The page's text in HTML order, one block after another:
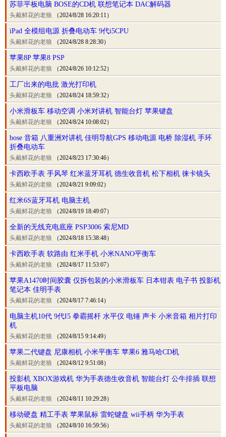
苏菲平板电脑 BOSE的CD机 联想笔记本 DAC解码器
头戴鲜花的老狼 （2024/8/28 16:20:11）
iPad 全模组电源 折叠电动车 9代i5CPU
头戴鲜花的老狼 （2024/8/28 8:28:30）
苹果8P 苹果8 PSP
头戴鲜花的老狼 （2024/8/26 10:12:52）
工厂出来的电批 激光打印机
头戴鲜花的老狼 （2024/8/24 18:59:32）
小米滑板车 移动空调 小米对讲机 智能台灯 苹果键盘
头戴鲜花的老狼 （2024/8/24 10:08:02）
bose 音箱 八重洲对讲机 佳明导航GPS 移动电源 电桥 除湿机 手环
折叠电动车
头戴鲜花的老狼 （2024/8/23 17:30:46）
卡西欧手表 手风琴 红米蓝牙耳机 德生收音机 松下相机 徕卡镜头
头戴鲜花的老狼 （2024/8/21 9:09:02）
红米6S蓝牙耳机 电脑主机
头戴鲜花的老狼 （2024/8/19 18:49:07）
全新的无线充电底座 PSP3006 索尼MD
头戴鲜花的老狼 （2024/8/18 15:38:48）
卡西欧手表 软路由 红米手机 小米NANO平衡车
头戴鲜花的老狼 （2024/8/17 11:53:07）
苹果A1470时间胶囊 仅拆包装的小米滑板车 日本钳表 电子书 投影机
笔记本 佳明手表
头戴鲜花的老狼 （2024/8/17 7:46:14）
电脑主机10代 9代I5 拳霸摇杆 水平仪 电锤 声卡 小米音箱 相片打印
机
头戴鲜花的老狼 （2024/8/15 9:14:49）
苹果二代键盘 尼康相机 小米平衡车 苹果6 雅马哈CD机
头戴鲜花的老狼 （2024/8/12 9:51:08）
投影机 XBOX游戏机 华为手表德生收音机 智能台灯 公牛排插 联想
平板电脑
头戴鲜花的老狼 （2024/8/11 10:29:28）
移动硬盘 精工手表 苹果鼠标 雷蛇键盘 wii手柄 华为手表
头戴鲜花的老狼 （2024/8/10 16:59:56）